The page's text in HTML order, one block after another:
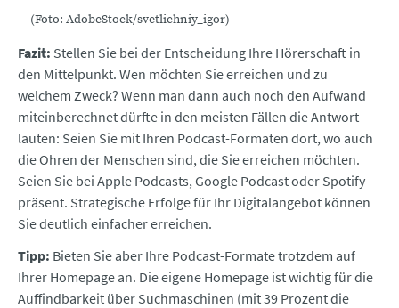
(Foto: AdobeStock/svetlichniy_igor)
Fazit: Stellen Sie bei der Entscheidung Ihre Hörerschaft in
den Mittelpunkt. Wen möchten Sie erreichen und zu
welchem Zweck? Wenn man dann auch noch den Aufwand
miteinberechnet dürfte in den meisten Fällen die Antwort
lauten: Seien Sie mit Ihren Podcast-Formaten dort, wo auch
die Ohren der Menschen sind, die Sie erreichen möchten.
Seien Sie bei Apple Podcasts, Google Podcast oder Spotify
präsent. Strategische Erfolge für Ihr Digitalangebot können
Sie deutlich einfacher erreichen.
Tipp: Bieten Sie aber Ihre Podcast-Formate trotzdem auf
Ihrer Homepage an. Die eigene Homepage ist wichtig für die
Auffindbarkeit über Suchmaschinen (mit 39 Prozent die